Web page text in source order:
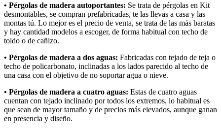
• Pérgolas de madera autoportantes: Se trata de pérgolas en Kit
desmontables, se compran prefabricadas, te las llevas a casa y las
montas tú. Lo mejor es el precio de venta, se trata de las más baratas
y hay cantidad modelos a escoger, de forma habitual con techo de
toldo o de cañizo.
• Pérgolas de madera a dos aguas: Fabricadas con tejado de teja o
techo de policarbonato, inclinadas a los lados parecido al techo de
una casa con el objetivo de no soportar agua o nieve.
• Pérgolas de madera a cuatro aguas: Estas de cuatro aguas
cuentan con tejado inclinado por todos los extremos, lo habitual es
que sean de mayor tamaño y de precios más elevados, aunque ganan
en presencia y diseño.